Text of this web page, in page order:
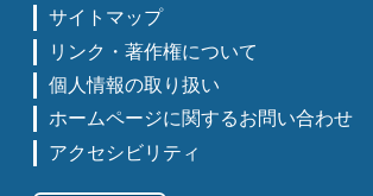
サイトマップ
リンク・著作権について
個人情報の取り扱い
ホームページに関するお問い合わせ
アクセシビリティ